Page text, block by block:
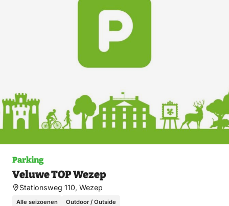
Parking
Veluwe TOP Wezep
Stationsweg 110, Wezep
Alle seizoenen Outdoor / Outside